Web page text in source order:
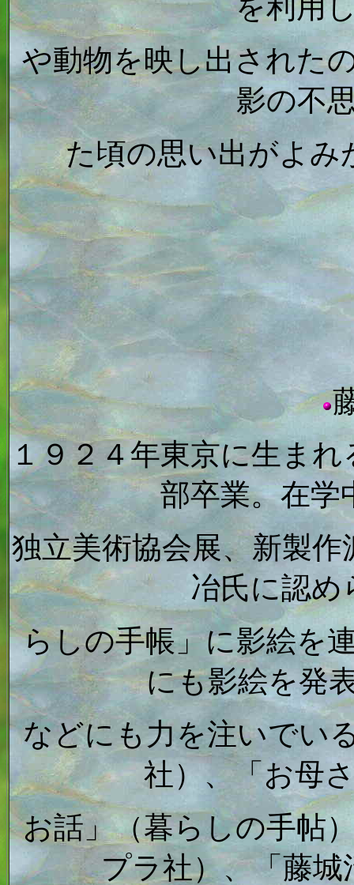
を利用
や動物を映し出された
影の不
た頃の思い出がよ
１９２４年東京に生ま
部卒業。在学
独立美術協会展、新製
冶氏に認め
らしの手帳」に影絵を
にも影絵を発
などにも力を注いでい
社）、「お母
お話」（暮らしの手帖
プラ社）、「藤